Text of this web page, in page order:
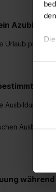
Azubi?
Urlaub pro Jahr.
Ausbildung